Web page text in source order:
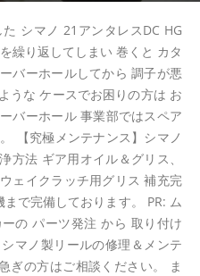
シマノ 21アンタレスDC HG
繰り返してしまい 巻くと カタ
バーホールしてから 調子が悪
うな ケースでお困りの方は お
バーホール 事業部ではスペア
【究極メンテナンス】シマノ
方法 ギア用オイル＆グリス、
ェイクラッチ用グリス 補充完
で完備しております。 PR: ム
の パーツ発注 から 取り付け
マノ製リールの修理＆メンテ
ぎの方はご相談ください。 ま